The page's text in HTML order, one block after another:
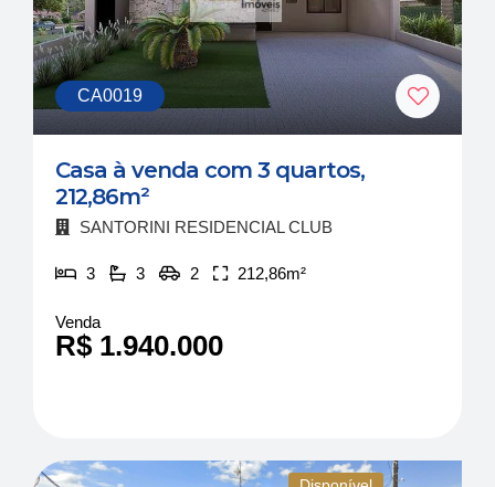
CA0019
Casa à venda com 3 quartos,
212,86m²
SANTORINI RESIDENCIAL CLUB
3 3 2 212,86m²
Venda
R$ 1.940.000